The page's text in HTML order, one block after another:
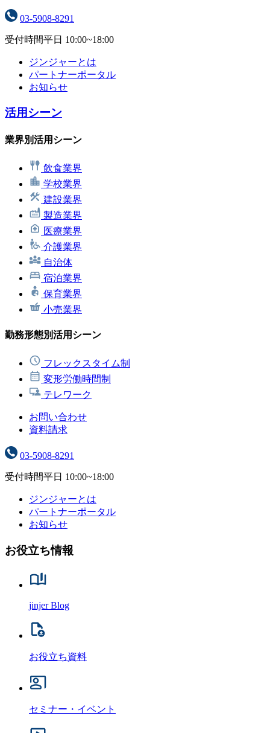
03-5908-8291
受付時間平日 10:00~18:00
ジンジャーとは
パートナーポータル
お知らせ
活用シーン
業界別活用シーン
飲食業界
学校業界
建設業界
製造業界
医療業界
介護業界
自治体
宿泊業界
保育業界
小売業界
勤務形態別活用シーン
フレックスタイム制
変形労働時間制
テレワーク
お問い合わせ
資料請求
03-5908-8291
受付時間平日 10:00~18:00
ジンジャーとは
パートナーポータル
お知らせ
お役立ち情報
jinjer Blog
お役立ち資料
セミナー・イベント